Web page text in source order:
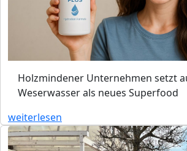
Holzmindener Unternehmen setzt
Weserwasser als neues Superfood
weiterlesen